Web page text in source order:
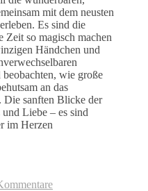
mit dem neusten
Es sind die
Zeit so magisch machen
Händchen und
wie große
an das
Die sanften Blicke der
Liebe – es sind
im Herzen